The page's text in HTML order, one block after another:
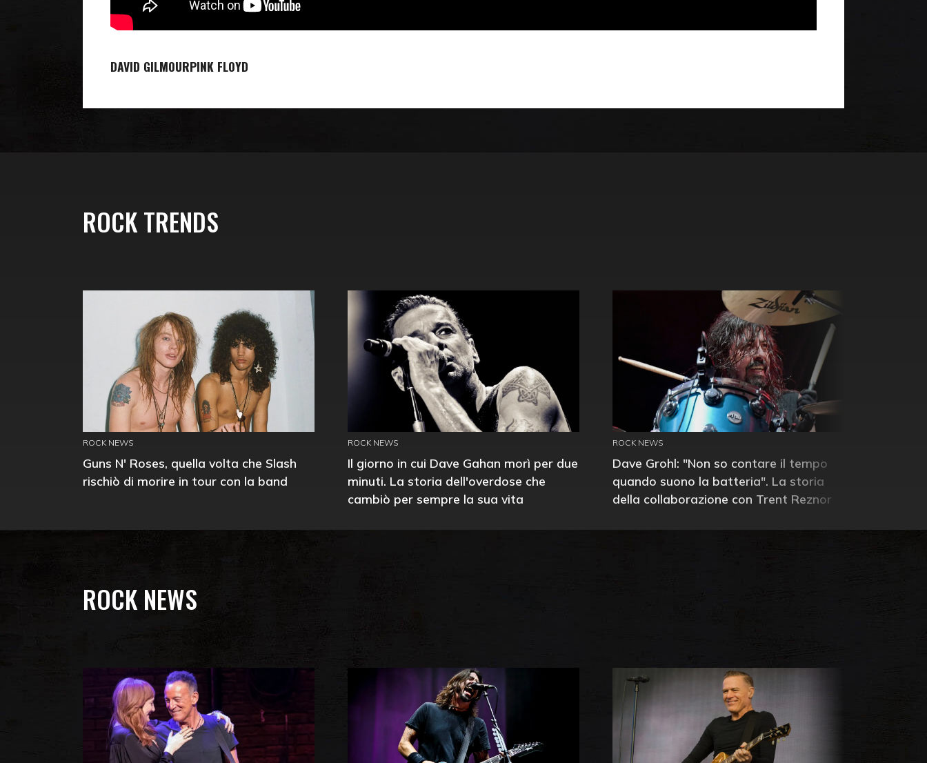
DAVID GILMOURPINK FLOYD
ROCK TRENDS
ROCK NEWS
Guns N' Roses, quella volta che Slash
rischiò di morire in tour con la band
ROCK NEWS
Il giorno in cui Dave Gahan morì per due
minuti. La storia dell'overdose che
cambiò per sempre la sua vita
ROCK NEWS
Dave Grohl: "Non so contare il tempo
quando suono la batteria". La storia
della collaborazione con Trent Reznor
ROCK NEWS